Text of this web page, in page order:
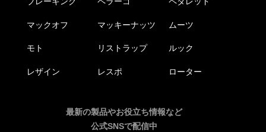
マックオフ マッキーナッツ ムーツ
モト リストラップ ルック
レザイン レスポ ローター
最新の製品やお役立ち情報など
公式SNSで配信中